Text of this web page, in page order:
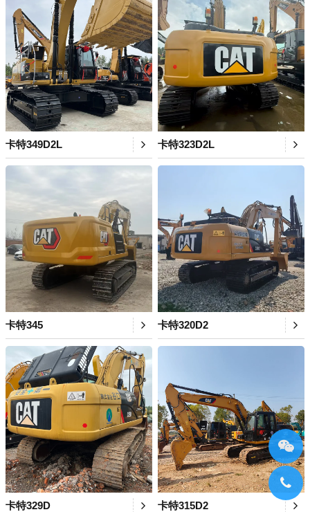
卡特349D2L 卡特323D2L
卡特345 卡特320D2
卡特329D 卡特315D2